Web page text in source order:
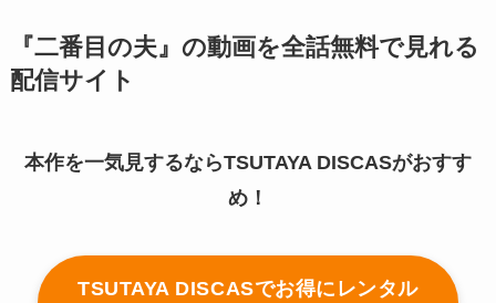
『二番目の夫』の動画を全話無料で見れる
配信サイト
本作を一気見するならTSUTAYA DISCASがおすす
め！
TSUTAYA DISCASでお得にレンタル